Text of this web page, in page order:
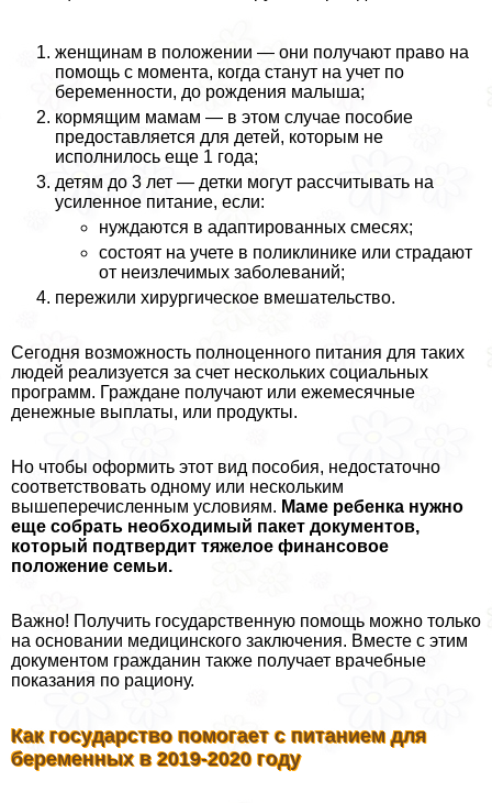
женщинам в положении — они получают право на
помощь с момента, когда станут на учет по
беременности, до рождения малыша;
кормящим мамам — в этом случае пособие
предоставляется для детей, которым не
исполнилось еще 1 года;
детям до 3 лет — детки могут рассчитывать на
усиленное питание, если:
нуждаются в адаптированных смесях;
состоят на учете в поликлинике или страдают
от неизлечимых заболеваний;
пережили хирургическое вмешательство.
Сегодня возможность полноценного питания для таких
людей реализуется за счет нескольких социальных
программ. Граждане получают или ежемecячные
денежные выплаты, или продукты.
Но чтобы оформить этот вид пособия, недостаточно
соответствовать одному или нескольким
вышеперечисленным условиям. Маме ребенка нужно
еще собрать необходимый пакет документов,
который подтвердит тяжелое финансовое
положение семьи.
Важно! Получить государственную помощь можно только
на основании медицинского заключения. Вместе с этим
документом гражданин также получает врачебные
показания по рациону.
Как государство помогает с питанием для
беременных в 2019-2020 году